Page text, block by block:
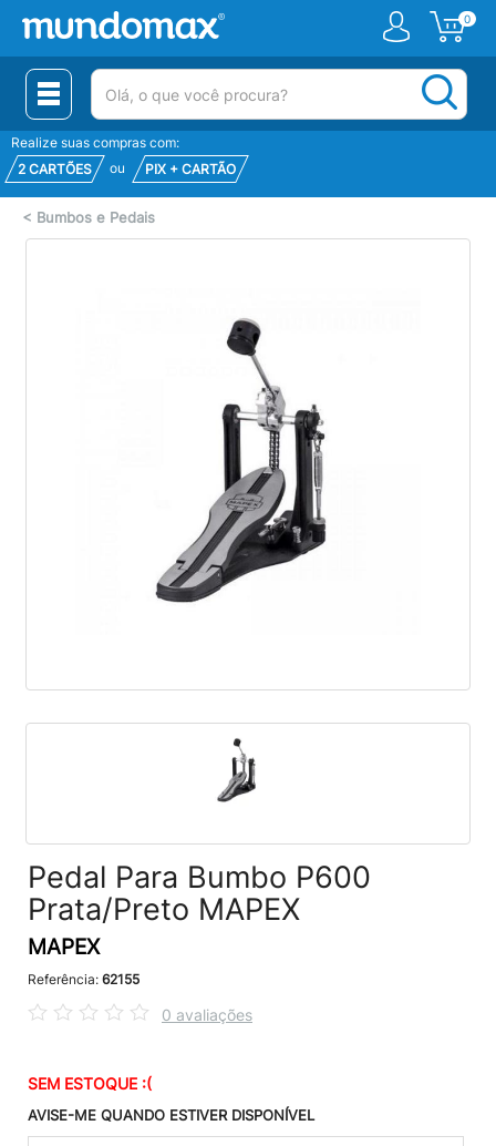
0
(pesquisar)
Realize suas compras com:
2 CARTÕES
ou PIX + CARTÃO
< Bumbos e Pedais
Pedal Para Bumbo P600
Prata/Preto MAPEX
MAPEX
Referência: 62155
0 avaliações
SEM ESTOQUE :(
AVISE-ME QUANDO ESTIVER DISPONÍVEL